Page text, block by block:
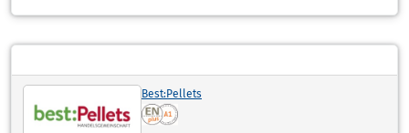
Best:Pellets